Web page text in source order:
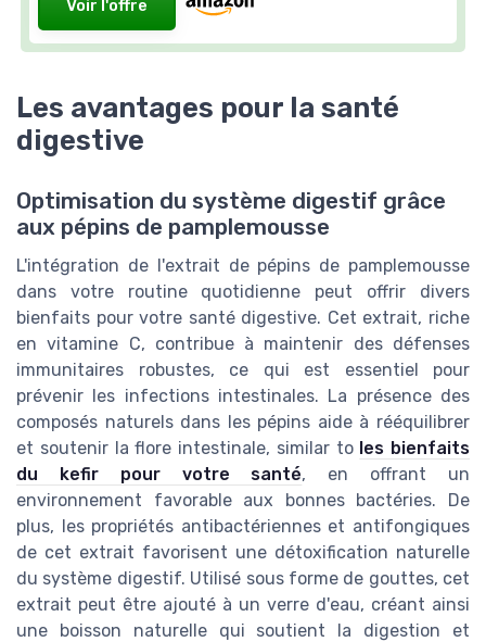
Voir l'offre
Les avantages pour la santé
digestive
Optimisation du système digestif grâce
aux pépins de pamplemousse
L'intégration de l'extrait de pépins de pamplemousse
dans votre routine quotidienne peut offrir divers
bienfaits pour votre santé digestive. Cet extrait, riche
en vitamine C, contribue à maintenir des défenses
immunitaires robustes, ce qui est essentiel pour
prévenir les infections intestinales. La présence des
composés naturels dans les pépins aide à rééquilibrer
et soutenir la flore intestinale, similar to les bienfaits
du kefir pour votre santé, en offrant un
environnement favorable aux bonnes bactéries. De
plus, les propriétés antibactériennes et antifongiques
de cet extrait favorisent une détoxification naturelle
du système digestif. Utilisé sous forme de gouttes, cet
extrait peut être ajouté à un verre d'eau, créant ainsi
une boisson naturelle qui soutient la digestion et